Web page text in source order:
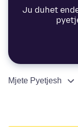
Ju duhet
Mjete Pyetjesh